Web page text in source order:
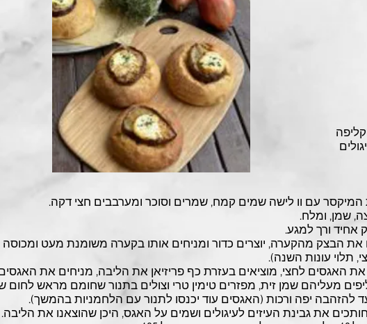
עם וו לישה שמים קמח, שמרים וסוכר ומערבבים חצי דקה.
שמן, ומלח.
הבצק מהקערה, יוצרים כדור ומניחים אותו בקערה משומנת מעט
תלוי עונות השנה).
האגסים לחצי, מוציאים בעזרת כף פריזיאן את הליבה, מניחים את
את גבינת העיזים לעיגולים ושמים על האגס, היכן שהוצאנו את הליבה.